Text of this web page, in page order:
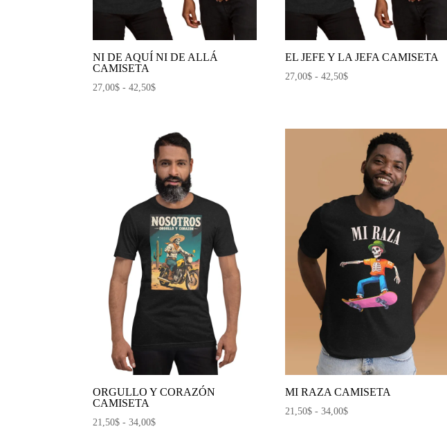
NI DE AQUÍ NI DE ALLÁ
CAMISETA
27,00$ - 42,50$Rango
desde
27,00$
hasta
42,50$
EL JEFE Y LA JEFA CAMISETA
27,00$ - 42,50$Rango
27,00$
hasta
42,50$
ORGULLO Y CORAZÓN
CAMISETA
21,50$ - 34,00$Rango
MI RAZA CAMISETA
21,50$ - 34,00$Rango